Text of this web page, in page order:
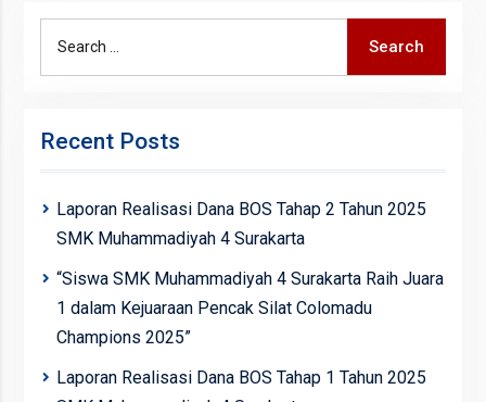
Search
Recent Posts
Laporan Realisasi Dana BOS Tahap 2 Tahun 2025
SMK Muhammadiyah 4 Surakarta
“Siswa SMK Muhammadiyah 4 Surakarta Raih Juara
1 dalam Kejuaraan Pencak Silat Colomadu
Champions 2025”
Laporan Realisasi Dana BOS Tahap 1 Tahun 2025